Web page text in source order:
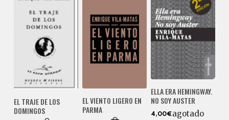
EL TRAJE DE LOS
DOMINGOS
EL VIENTO LIGERO EN
PARMA
ELLA ERA HEMINGWAY.
NO SOY AUSTER
4,00€agotado